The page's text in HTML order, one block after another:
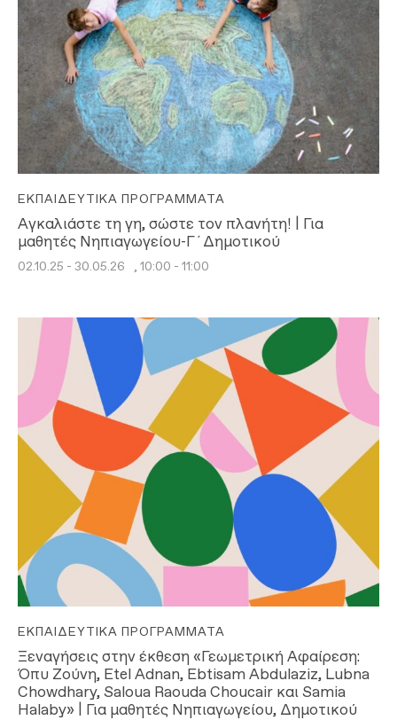
ΕΚΠΑΙΔΕΥΤΙΚΆ ΠΡΟΓΡΆΜΜΑΤΑ
Αγκαλιάστε τη γη, σώστε τον πλανήτη! | Για
μαθητές Νηπιαγωγείου-Γ΄Δημοτικού
02.10.25 - 30.05.26 , 10:00 - 11:00
ΕΚΠΑΙΔΕΥΤΙΚΆ ΠΡΟΓΡΆΜΜΑΤΑ
Ξεναγήσεις στην έκθεση «Γεωμετρική Αφαίρεση:
Όπυ Ζούνη, Etel Adnan, Ebtisam Abdulaziz, Lubna
Chowdhary, Saloua Raouda Choucair και Samia
Halaby» | Για μαθητές Νηπιαγωγείου, Δημοτικού